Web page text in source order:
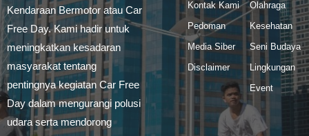
Kendaraan Bermotor atau Car
Free Day. Kami hadir untuk
meningkatkan kesadaran
masyarakat tentang
pentingnya kegiatan Car Free
Day dalam mengurangi polusi
udara serta mendorong
Kontak Kami
Pedoman
Media Siber
Disclaimer
Olahraga
Kesehatan
Seni Budaya
Lingkungan
Event